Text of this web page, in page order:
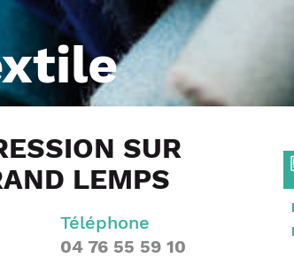
SUR
LEMPS
Téléphone
04 76 55 59 10